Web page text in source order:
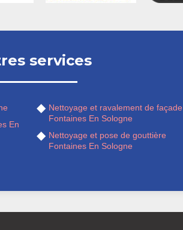
services
En
Nettoyage et ravalement de façade
Fontaines En Sologne
Nettoyage et pose de gouttière
Fontaines En Sologne